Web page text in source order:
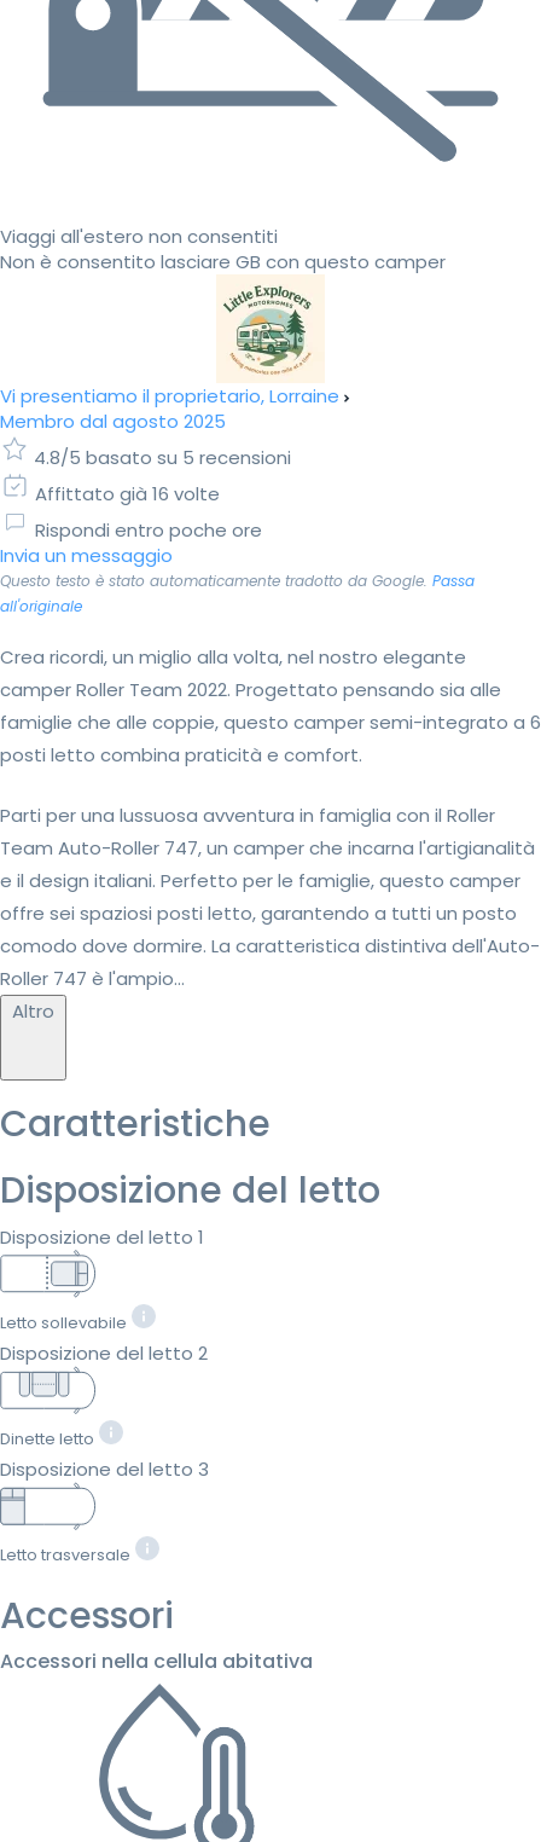
Viaggi all'estero non consentiti
Non è consentito lasciare GB con questo camper
Vi presentiamo il proprietario, Lorraine
Membro dal agosto 2025
4.8/5 basato su 5 recensioni
Affittato già 16 volte
Rispondi entro poche ore
Invia un messaggio
Questo testo è stato automaticamente tradotto da Google. Passa
all'originale
Crea ricordi, un miglio alla volta, nel nostro elegante
camper Roller Team 2022. Progettato pensando sia alle
famiglie che alle coppie, questo camper semi-integrato a 6
posti letto combina praticità e comfort.
Parti per una lussuosa avventura in famiglia con il Roller
Team Auto-Roller 747, un camper che incarna l'artigianalità
e il design italiani. Perfetto per le famiglie, questo camper
offre sei spaziosi posti letto, garantendo a tutti un posto
comodo dove dormire. La caratteristica distintiva dell'Auto-
Roller 747 è l'ampio...
Altro
Caratteristiche
Disposizione del letto
Disposizione del letto 1
Letto sollevabile
Disposizione del letto 2
Dinette letto
Disposizione del letto 3
Letto trasversale
Accessori
Accessori nella cellula abitativa